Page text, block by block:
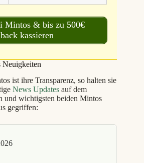
Mintos & bis zu 500€
kassieren
Neuigkeiten
ist ihre Transparenz, so halten sie
News Updates auf dem
und wichtigsten beiden Mintos
gegriffen: